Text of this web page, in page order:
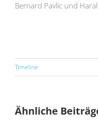
Bernard Pavlic und
Timeline
Ähnliche